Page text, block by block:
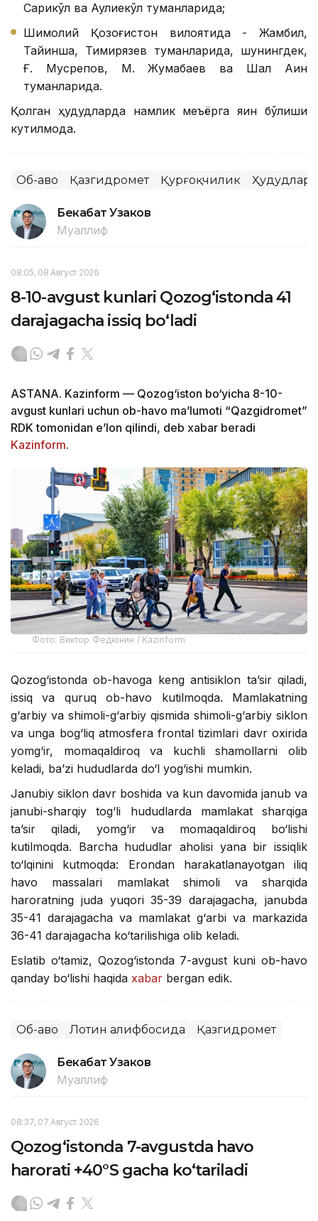
Сарикўл ва Аулиекўл туманларида;
Шимолий Қозоғистон вилоятида - Жамбил,
Тайинша, Тимирязев туманларида, шунингдек,
Ғ. Мусрепов, М. Жумабаев ва Шал Ақин
туманларида.
Қолган ҳудудларда намлик меъёрга яқин бўлиши
кутилмоқда.
Об-ҳаво Қазгидромет Қурғоқчилик Ҳудудлар
Бекабат Узаков
Муаллиф
08:05, 08 Август 2026
8-10-avgust kunlari Qozog‘istonda 41
darajagacha issiq bo‘ladi
ASTANA. Kazinform — Qozog‘iston bo‘yicha 8-10-
avgust kunlari uchun ob-havo ma’lumoti “Qazgidromet”
RDK tomonidan e’lon qilindi, deb xabar beradi
Kazinform.
Фото: Виктор Федюнин / Kazinform
Qozog‘istonda ob-havoga keng antisiklon ta’sir qiladi,
issiq va quruq ob-havo kutilmoqda. Mamlakatning
g‘arbiy va shimoli-g‘arbiy qismida shimoli-g‘arbiy siklon
va unga bog‘liq atmosfera frontal tizimlari davr oxirida
yomg‘ir, momaqaldiroq va kuchli shamollarni olib
keladi, ba’zi hududlarda do‘l yog‘ishi mumkin.
Janubiy siklon davr boshida va kun davomida janub va
janubi-sharqiy tog‘li hududlarda mamlakat sharqiga
ta’sir qiladi, yomg‘ir va momaqaldiroq bo‘lishi
kutilmoqda. Barcha hududlar aholisi yana bir issiqlik
to‘lqinini kutmoqda: Erondan harakatlanayotgan iliq
havo massalari mamlakat shimoli va sharqida
haroratning juda yuqori 35-39 darajagacha, janubda
35-41 darajagacha va mamlakat g‘arbi va markazida
36-41 darajagacha ko‘tarilishiga olib keladi.
Eslatib o‘tamiz, Qozog‘istonda 7-avgust kuni ob-havo
qanday bo‘lishi haqida xabar bergan edik.
Об-ҳаво Лотин алифбосида Қазгидромет
Бекабат Узаков
Муаллиф
08:37, 07 Август 2026
Qozog‘istonda 7-avgustda havo
harorati +40°S gacha ko‘tariladi